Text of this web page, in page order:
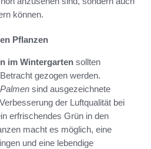
können.
Pflanzen
im Wintergarten sollten
gezogen werden.
sind ausgezeichnete
der Luftqualität bei
erfrischendes Grün in den
macht es möglich, eine
und eine lebendige